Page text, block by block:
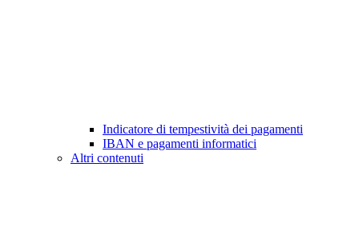
Indicatore di tempestività dei pagamenti
IBAN e pagamenti informatici
Altri contenuti